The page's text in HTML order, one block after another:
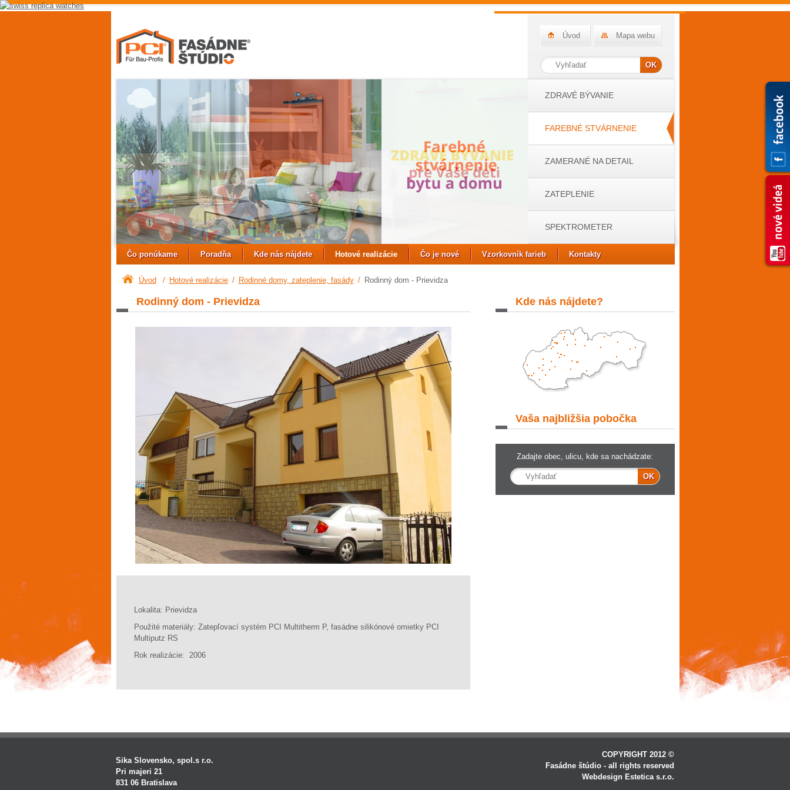
Úvod Mapa webu
ZDRAVÉ BÝVANIE
FAREBNÉ STVÁRNENIE
ZAMERANÉ NA DETAIL
ZATEPLENIE
SPEKTROMETER
Čo ponúkame Poradňa Kde nás nájdete Hotové realizácie Čo je nové Vzorkovník farieb Kontakty
Úvod / Hotové realizácie / Rodinné domy, zateplenie, fasády / Rodinný dom - Prievidza
Rodinný dom - Prievidza
Lokalita: Prievidza
Použité materiály: Zatepľovací systém PCI Multitherm P, fasádne silikónové omietky PCI
Multiputz RS
Rok realizácie: 2006
Kde nás nájdete?
najdete?
Vaša najbližšia pobočka
Zadajte obec, ulicu, kde sa nachádzate:
Sika Slovensko, spol.s r.o.
Pri majeri 21
831 06 Bratislava
COPYRIGHT 2012 ©
Fasádne štúdio - all rights reserved
Webdesign Estetica s.r.o.